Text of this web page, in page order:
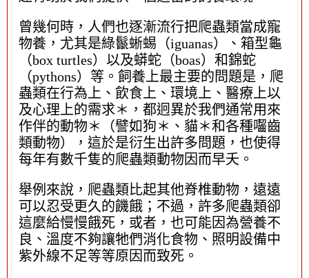
曾幾何時，人們也逐漸流行把爬蟲類當成寵
物養，尤其是綠鬣蜥蜴（iguanas）、箱型龜
（box turtles）以及蟒蛇（boas）和錦蛇
（pythons）等。飼養上最主要的問題是，爬
蟲類在行為上、飲食上、環境上、醫療上以
及心理上的需求＊，都迥異於我們通常用來
作伴的動物＊（譬如狗＊、貓＊和各種囓齒
類動物），這於是衍生出許多問題，也使得
每年有數千隻的爬蟲類動物因而早夭。
舉例來說，爬蟲類比起其他脊椎動物，遠遠
可以忍受更久的饑餓；不過，許多爬蟲類卻
這麼給慢慢餓死，或者，也可能因為營養不
良、溫度不夠讓牠們消化食物、照明設備中
紫外線不足等等原因而致死。